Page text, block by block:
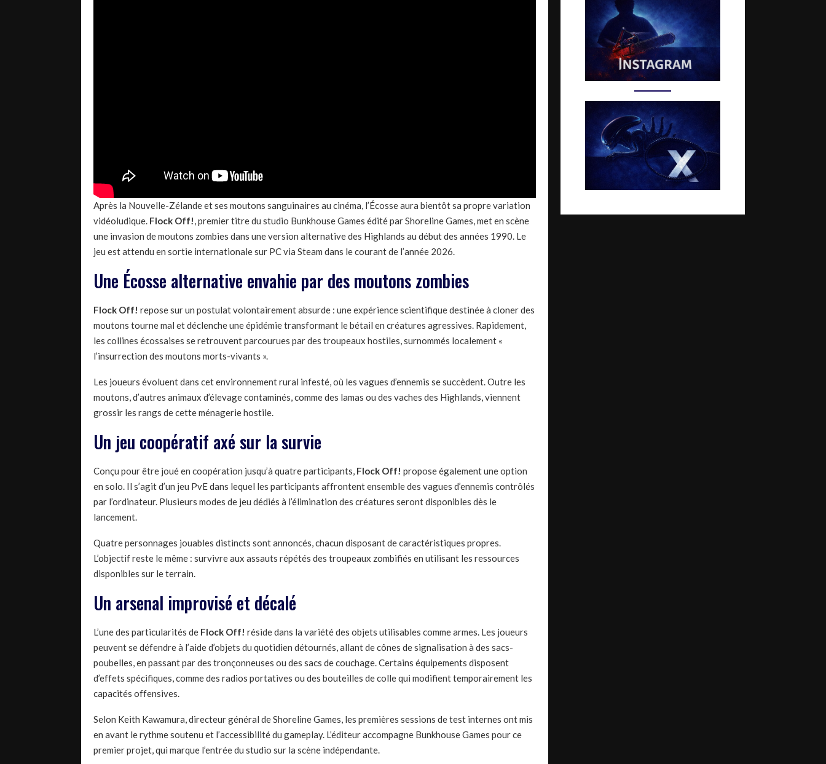
Après la Nouvelle-Zélande et ses moutons sanguinaires au cinéma, l’Écosse aura bientôt sa propre variation
vidéoludique. Flock Off!, premier titre du studio Bunkhouse Games édité par Shoreline Games, met en scène
une invasion de moutons zombies dans une version alternative des Highlands au début des années 1990. Le
jeu est attendu en sortie internationale sur PC via Steam dans le courant de l’année 2026.
Une Écosse alternative envahie par des moutons zombies
Flock Off! repose sur un postulat volontairement absurde : une expérience scientifique destinée à cloner des
moutons tourne mal et déclenche une épidémie transformant le bétail en créatures agressives. Rapidement,
les collines écossaises se retrouvent parcourues par des troupeaux hostiles, surnommés localement «
l’insurrection des moutons morts-vivants ».
Les joueurs évoluent dans cet environnement rural infesté, où les vagues d’ennemis se succèdent. Outre les
moutons, d’autres animaux d’élevage contaminés, comme des lamas ou des vaches des Highlands, viennent
grossir les rangs de cette ménagerie hostile.
Un jeu coopératif axé sur la survie
Conçu pour être joué en coopération jusqu’à quatre participants, Flock Off! propose également une option
en solo. Il s’agit d’un jeu PvE dans lequel les participants affrontent ensemble des vagues d’ennemis contrôlés
par l’ordinateur. Plusieurs modes de jeu dédiés à l’élimination des créatures seront disponibles dès le
lancement.
Quatre personnages jouables distincts sont annoncés, chacun disposant de caractéristiques propres.
L’objectif reste le même : survivre aux assauts répétés des troupeaux zombifiés en utilisant les ressources
disponibles sur le terrain.
Un arsenal improvisé et décalé
L’une des particularités de Flock Off! réside dans la variété des objets utilisables comme armes. Les joueurs
peuvent se défendre à l’aide d’objets du quotidien détournés, allant de cônes de signalisation à des sacs-
poubelles, en passant par des tronçonneuses ou des sacs de couchage. Certains équipements disposent
d’effets spécifiques, comme des radios portatives ou des bouteilles de colle qui modifient temporairement les
capacités offensives.
Selon Keith Kawamura, directeur général de Shoreline Games, les premières sessions de test internes ont mis
en avant le rythme soutenu et l’accessibilité du gameplay. L’éditeur accompagne Bunkhouse Games pour ce
premier projet, qui marque l’entrée du studio sur la scène indépendante.